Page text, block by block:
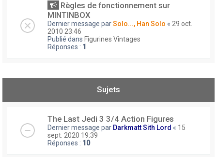
Règles de fonctionnement sur
MINTINBOX
Dernier message parSolo..., Han Solo « 29 oct.
2010 23:46
Publié dans Figurines Vintages
Réponses : 1
Sujets
The Last Jedi 3 3/4 Action Figures
Dernier message par Darkmatt Sith Lord « 15
sept. 2020 19:39
Réponses : 10